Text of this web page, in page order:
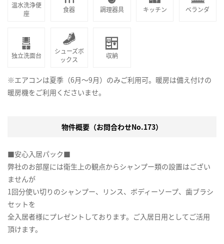
温水洗浄便
座
食器 調理器具 キッチン ベランダ
独立洗面台
シューズボ
ックス
収納
※エアコンは夏季（6月～9月）のみご利用可。暖房は備え付けの
暖房機をご利用くださいませ。
物件概要（お問合わせNo.173）
■安心入居パック■
弊社のお部屋には衛生上の観点からシャンプー類の設置はござい
ませんが
1回分使い切りのシャンプー、リンス、ボディーソープ、歯ブラシ
セットを
全入居者様にプレゼントしております。ご入居日用としてご活用
頂けます。